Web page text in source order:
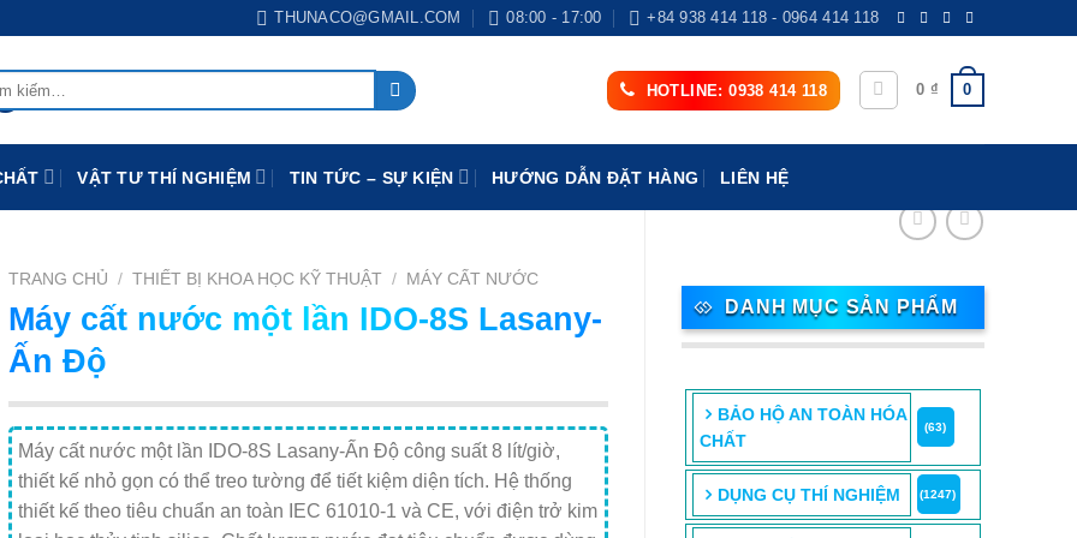
THUNACO@GMAIL.COM 08:00 - 17:00 +84 938 414 118 - 0964 414 118
HOTLINE: 0938 414 118 0 ₫ 0
VẬT TƯ THÍ NGHIỆM TIN TỨC – SỰ KIỆN HƯỚNG DẪN ĐẶT HÀNG LIÊN HỆ
DANH MỤC SẢN PHẨM
BẢO HỘ AN TOÀN HÓA
CHẤT
(63)
DỤNG CỤ THÍ NGHIỆM (1247)
TRANG CHỦ / THIẾT BỊ KHOA HỌC KỸ THUẬT / MÁY CẤT NƯỚC
Máy cất nước một lần IDO-8S Lasany-
Ấn Độ
Máy cất nước một lần IDO-8S Lasany-Ấn Độ công suất 8 lít/giờ,
thiết kế nhỏ gọn có thể treo tường để tiết kiệm diện tích. Hệ thống
thiết kế theo tiêu chuẩn an toàn IEC 61010-1 và CE, với điện trở kim